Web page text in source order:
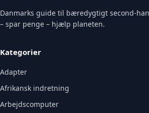
Danmarks guide til bæredygtigt second-
– spar penge – hjælp planeten.
Kategorier
Adapter
Afrikansk indretning
Arbejdscomputer